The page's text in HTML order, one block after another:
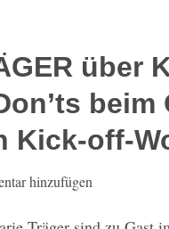
über
Kick-off-
hinzufügen